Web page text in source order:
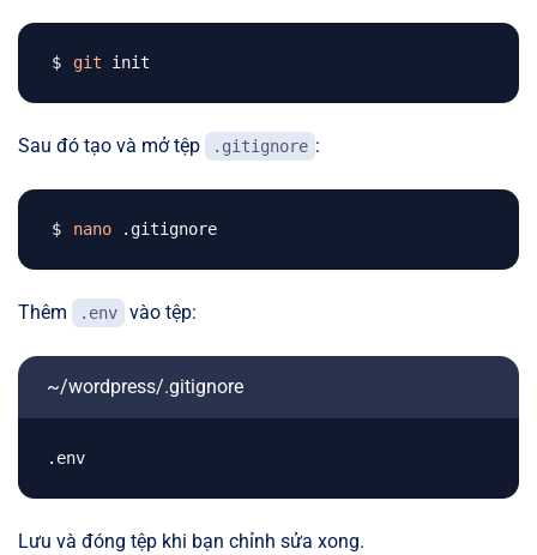
git
Sau đó tạo và mở tệp .gitignore :
nano
Thêm .env vào tệp:
~/wordpress/.gitignore
Lưu và đóng tệp khi bạn chỉnh sửa xong.